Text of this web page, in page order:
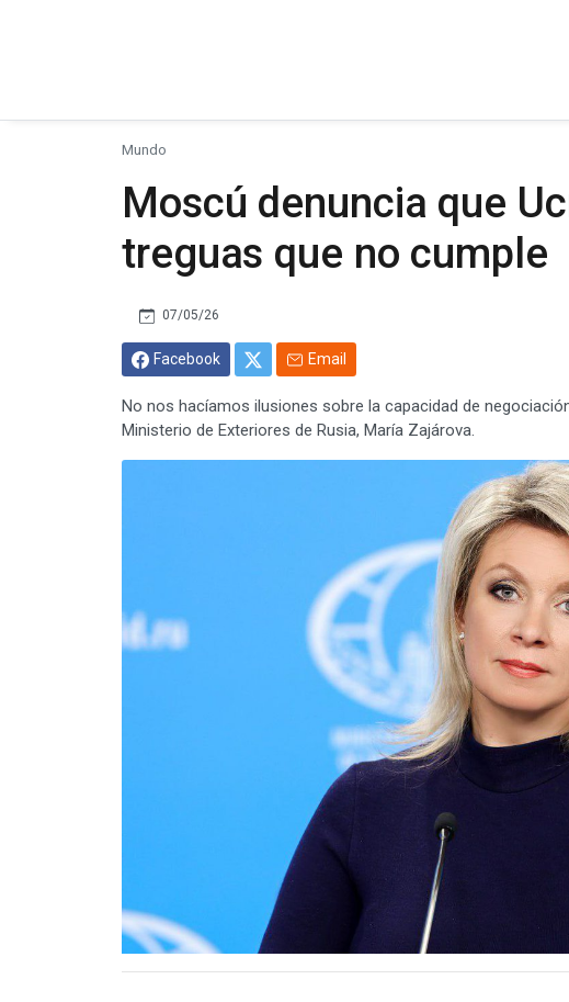
Mundo
Moscú denuncia que
treguas que no cumple
07/05/26
Facebook Email
No nos hacíamos ilusiones sobre la capacidad de
Ministerio de Exteriores de Rusia, María Zajárova.